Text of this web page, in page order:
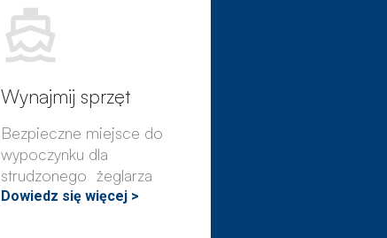
Wynajmij sprzęt
Bezpieczne miejsce do
wypoczynku dla
strudzonego żeglarza
Dowiedz się więcej >